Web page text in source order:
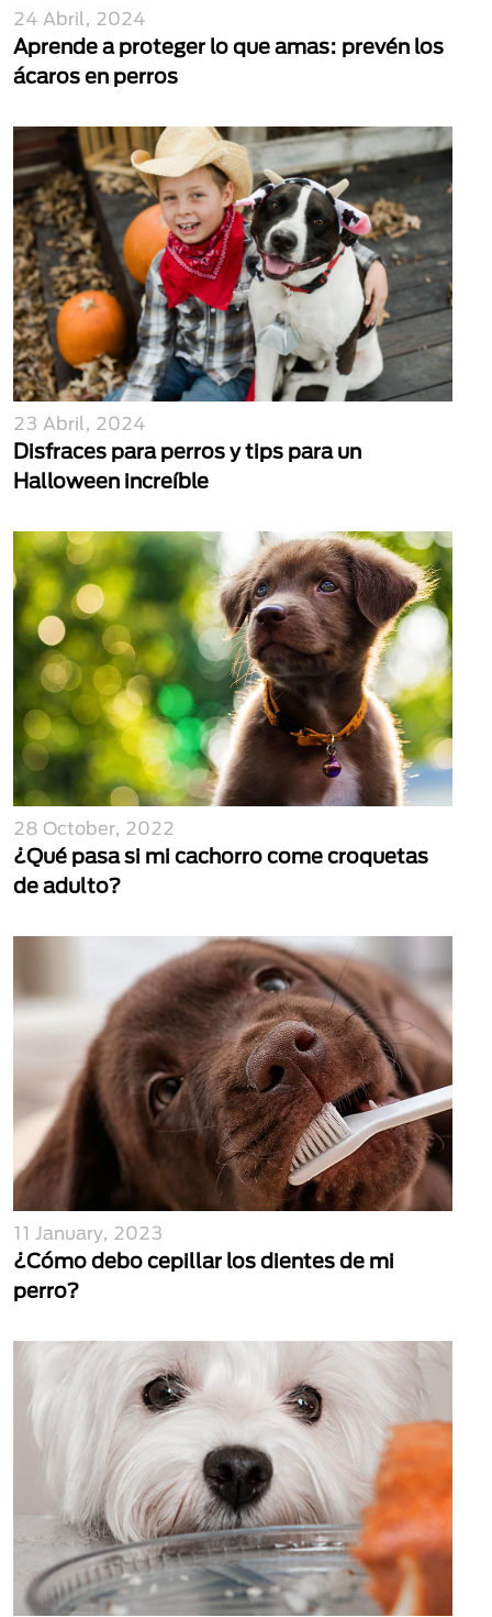
24 Abril, 2024
Aprende a proteger lo que amas: prevén los
ácaros en perros
23 Abril, 2024
Disfraces para perros y tips para un
Halloween increíble
28 October, 2022
¿Qué pasa si mi cachorro come croquetas
de adulto?
11 January, 2023
¿Cómo debo cepillar los dientes de mi
perro?